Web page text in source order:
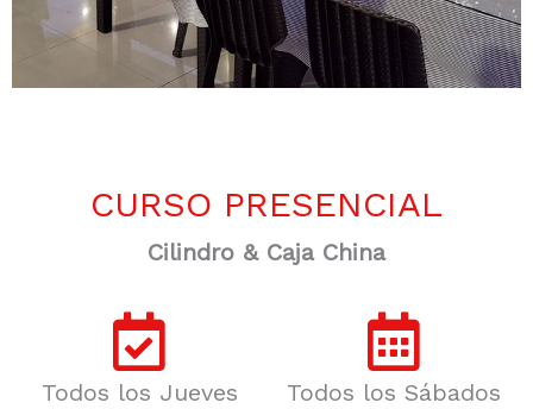
CURSO PRESENCIAL
Cilindro & Caja China
Todos los Jueves Todos los Sábados